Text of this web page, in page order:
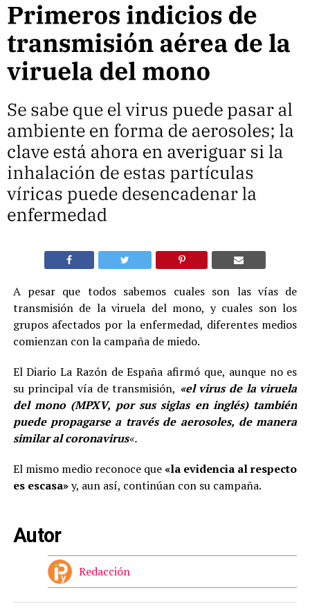
A pesar que todos sabemos cuales son las vías de
transmisión de la viruela del mono, y cuales son los
grupos afectados por la enfermedad, diferentes medios
comienzan con la campaña de miedo.
El Diario La Razón de España afirmó que, aunque no es
su principal vía de transmisión, «el virus de la viruela
del mono (MPXV, por sus siglas en inglés) también
puede propagarse a través de aerosoles, de manera
similar al coronavirus«.
El mismo medio reconoce que«la evidencia al respecto
es escasa»y, aun así, continúan con su campaña.
Autor
Redacción